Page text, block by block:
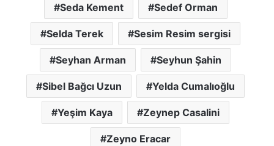
Seda Kement Sedef Orman
Selda Terek Sesim Resim sergisi
Seyhan Arman Seyhun Şahin
Sibel Bağcı Uzun Yelda Cumalıoğlu
Yeşim Kaya Zeynep Casalini
Zeyno Eracar